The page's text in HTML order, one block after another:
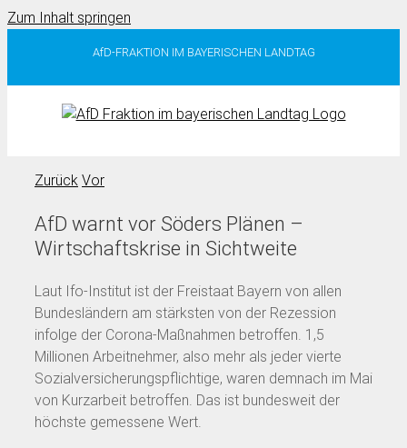
Zum Inhalt springen
AfD-FRAKTION IM BAYERISCHEN LANDTAG
Zurück Vor
AfD warnt vor Söders Plänen –
Wirtschaftskrise in Sichtweite
Laut Ifo-Institut ist der Freistaat Bayern von allen
Bundesländern am stärksten von der Rezession
infolge der Corona-Maßnahmen betroffen. 1,5
Millionen Arbeitnehmer, also mehr als jeder vierte
Sozialversicherungspflichtige, waren demnach im Mai
von Kurzarbeit betroffen. Das ist bundesweit der
höchste gemessene Wert.